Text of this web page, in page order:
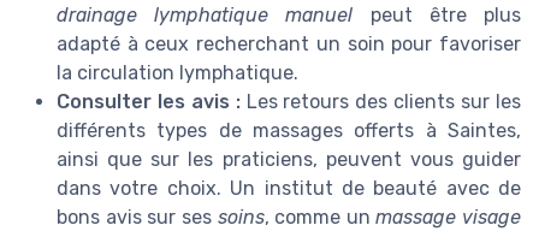
drainage lymphatique manuel peut être plus
adapté à ceux recherchant un soin pour favoriser
la circulation lymphatique.
Consulter les avis :Les retours des clients sur les
différents types de massages offerts à Saintes,
ainsi que sur les praticiens, peuvent vous guider
dans votre choix. Un institut de beauté avec de
bons avis sur ses soins, comme unmassage visage